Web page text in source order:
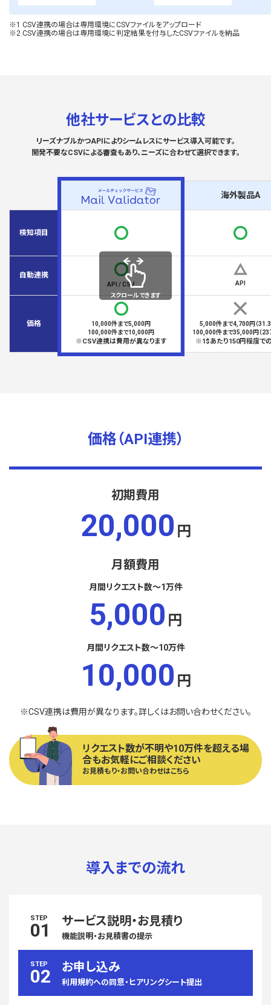
※1 CSV連携の場合は専用環境にCSVファイルをアップロード
※2 CSV連携の場合は専用環境に判定結果を付与したCSVファイルを納品
他社サービスとの比較
リーズナブルかつAPIによりシームレスにサービス導入可能です。
開発不要なCSVによる審査もあり、ニーズに合わせて選択できます。
海外製品A
検知項目
自動連携
API / CSV API
価格
10,000件まで5,000円
100,000件まで10,000円
※CSV連携は費用が異なります
5,000件まで4,700円（
100,000件まで35,000円（
※1$あたり150円程度で
スクロールできます
価格（API連携）
初期費用
20,000 円
月額費用
月間リクエスト数〜1万件
5,000 円
月間リクエスト数〜10万件
10,000 円
※CSV連携は費用が異なります。詳しくはお問い合わせください。
リクエスト数が不明や10万件を超える場
合もお気軽にご相談ください
お見積もり・お問い合わせはこちら
導入までの流れ
STEP
01 サービス説明・お見積り
機能説明・お見積書の提示
STEP
02 お申し込み
利用規約への同意・ヒアリングシート提出